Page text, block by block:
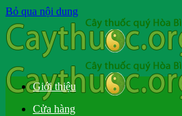
Bỏ qua nội dung
Giới thiệu
Cửa hàng